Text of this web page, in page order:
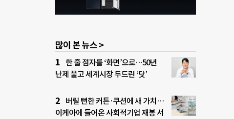
많이 본 뉴스 >
한 줄 점자를 ‘화면’으로…50년
난제 풀고 세계시장 두드린 ‘닷’
버릴 뻔한 커튼·쿠션에 새 가치…
이케아에 들어온 사회적기업 재봉 서